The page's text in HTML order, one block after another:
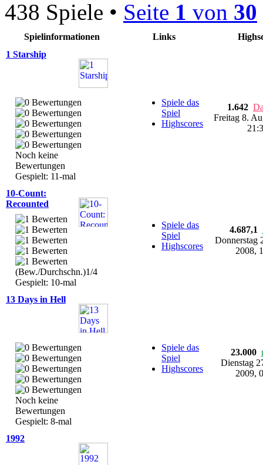
438 Spiele • Seite 1 von 30
Spielinformationen Links
1 Starship
Noch keine
Bewertungen
Gespielt: 11-mal
Spiele das
Spiel
Highscores
1.642
Freitag 8.
10-Count:
Recounted
(Bew./Durchschn.)1/4
Gespielt: 10-mal
Spiele das
Spiel
Highscores
4.687,1
Donnerstag
2008,
13 Days in Hell
Noch keine
Bewertungen
Gespielt: 8-mal
Spiele das
Spiel
Highscores
23.000
Dienstag
2009,
1992